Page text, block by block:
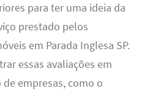
para ter uma ideia da
prestado pelos
em Parada Inglesa SP.
essas avaliações em
empresas, como o